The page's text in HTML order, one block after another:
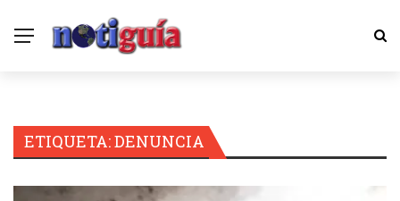
ETIQUETA:DENUNCIA